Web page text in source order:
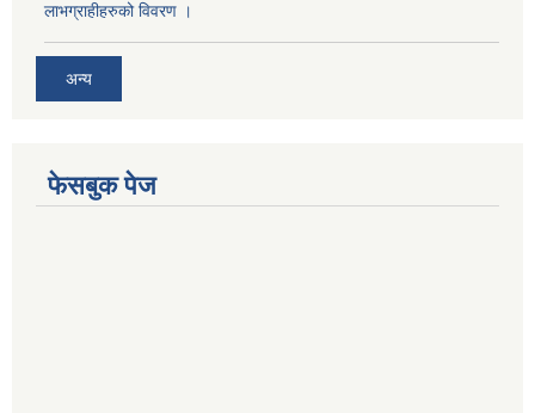
लाभग्राहीहरुको विवरण ।
अन्य
फेसबुक पेज